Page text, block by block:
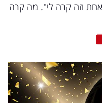
וזה קרה לי". מה קרה